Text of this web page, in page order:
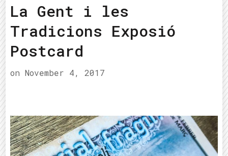
La Gent i les
Tradicions Exposió
Postcard
on November 4, 2017